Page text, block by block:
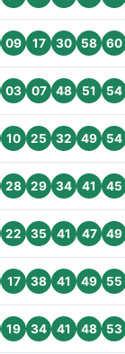
09 17 30 58 60
03 07 48 51 54
10 25 32 49 54
28 29 34 41 45
22 35 41 47 49
17 38 41 49 55
19 34 41 48 53